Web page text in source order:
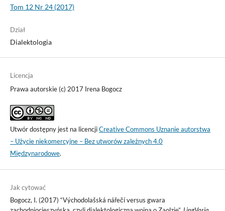
Tom 12 Nr 24 (2017)
Dział
Dialektologia
Licencja
Prawa autorskie (c) 2017 Irena Bogocz
Utwór dostępny jest na licencjiCreative Commons Uznanie autorstwa
– Użycie niekomercyjne – Bez utworów zależnych 4.0
Międzynarodowe.
Jak cytować
Bogocz, I. (2017) “Východolašská nářečí versus gwara